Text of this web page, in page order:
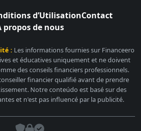
d’UtilisationContact
propos de nous
: Les informations fournies sur Financeero
et éducatives uniquement et ne doivent
des conseils financiers professionnels.
financier qualifié avant de prendre
Notre conteúdo est basé sur des
et n'est pas influencé par la publicité.